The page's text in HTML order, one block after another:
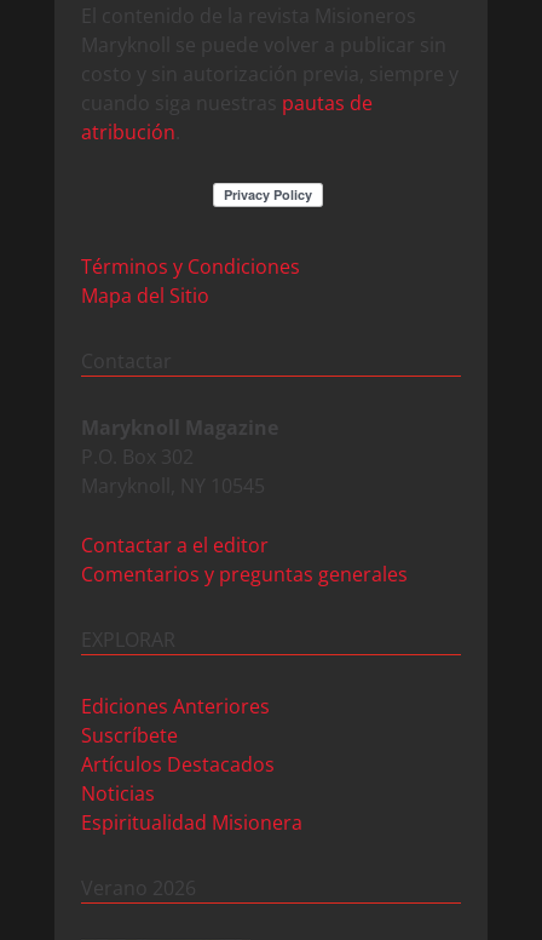
El contenido de la revista Misioneros
Maryknoll se puede volver a publicar sin
costo y sin autorización previa, siempre y
cuando siga nuestras pautas de
atribución
Términos y Condiciones
Mapa del Sitio
Contactar
Maryknoll Magazine
P.O. Box 302
Maryknoll, NY 10545
Contactar a el editor
Comentarios y preguntas generales
EXPLORAR
Ediciones Anteriores
Suscríbete
Artículos Destacados
Noticias
Espiritualidad Misionera
Verano 2026